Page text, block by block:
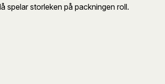
spelar storleken på packningen roll.